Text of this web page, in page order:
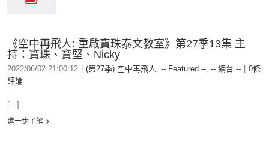
《空中再飛人: 重啟寶珠泰文教室》第27季13集 主
持：寶珠、寶堅、Nicky
2022/06/02 21:00:12 (第27季) 空中再飛人, -- Featured --, -- 網台 --
0條
評論
[...]
進一步了解